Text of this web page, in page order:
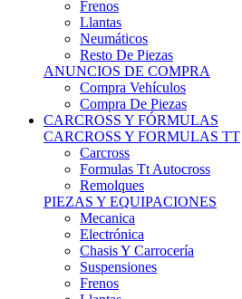
Frenos
Llantas
Neumáticos
Resto De Piezas
ANUNCIOS DE COMPRA
Compra Vehículos
Compra De Piezas
CARCROSS Y FÓRMULAS
CARCROSS Y FORMULAS TT
Carcross
Formulas Tt Autocross
Remolques
PIEZAS Y EQUIPACIONES
Mecanica
Electrónica
Chasis Y Carrocería
Suspensiones
Frenos